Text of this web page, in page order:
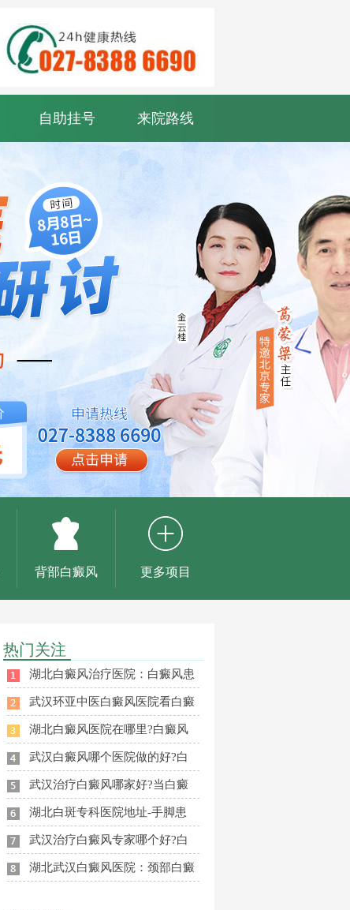
自助挂号 来院路线
背部白癜风 更多项目
热门关注
湖北白癜风治疗医院：白癜风患
武汉环亚中医白癜风医院看白癜
湖北白癜风医院在哪里?白癜风
武汉白癜风哪个医院做的好?白
武汉治疗白癜风哪家好?当白癜
湖北白斑专科医院地址-手脚患
武汉治疗白癜风专家哪个好?白
湖北武汉白癜风医院：颈部白癜